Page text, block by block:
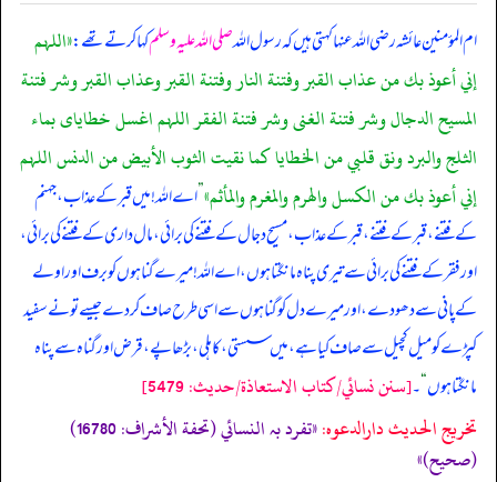
ام المؤمنین عائشہ رضی اللہ عنہا کہتی ہیں کہرسول اللہصلی اللہ علیہ وسلمکہا کرتے تھے:«اللہم
إني أعوذ بك من عذاب القبر وفتنة النار وفتنة القبر وعذاب القبر وشر فتنة
المسيح الدجال وشر فتنة الغنى وشر فتنة الفقر اللہم اغسل خطاياى بماء
الثلج والبرد ونق قلبي من الخطايا كما نقيت الثوب الأبيض من الدنس اللہم
إني أعوذ بك من الكسل والهرم والمغرم والمأثم»”اے اللہ! میں قبر کے عذاب، جہنم
کے فتنے، قبر کے فتنے، قبر کے عذاب، مسیح دجال کے فتنے کی برائی، مال داری کے فتنے کی برائی،
اور فقر کے فتنے کی برائی سے تیری پناہ مانگتا ہوں، اے اللہ! میرے گناہوں کو برف اور اولے
کے پانی سے دھو دے، اور میرے دل کو گناہوں سے اسی طرح صاف کر دے جیسے تو نے سفید
کپڑے کو میل کچیل سے صاف کیا ہے، میں سستی، کاہلی، بڑھاپے، قرض اور گناہ سے پناہ
مانگتا ہوں“۔[سنن نسائي/كتاب الاستعاذة/حدیث: 5479]
تخریج الحدیث دارالدعوہ:
«تفرد بہ النسائي (تحفة الأشراف: 16780)
(صحیح)»